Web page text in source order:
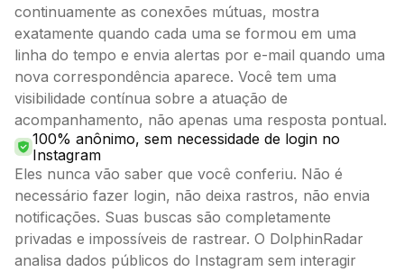
continuamente as conexões mútuas, mostra
exatamente quando cada uma se formou em uma
linha do tempo e envia alertas por e-mail quando uma
nova correspondência aparece. Você tem uma
visibilidade contínua sobre a atuação de
acompanhamento, não apenas uma resposta pontual.
100% anônimo, sem necessidade de login no
Instagram
Eles nunca vão saber que você conferiu. Não é
necessário fazer login, não deixa rastros, não envia
notificações. Suas buscas são completamente
privadas e impossíveis de rastrear. O DolphinRadar
analisa dados públicos do Instagram sem interagir